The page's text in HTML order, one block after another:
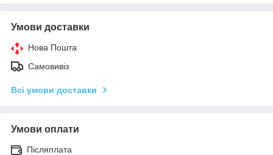
Умови доставки
Нова Пошта
Самовивіз
Всі умови доставки
Умови оплати
Післяплата